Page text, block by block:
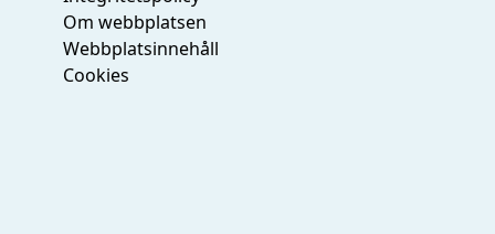
Om webbplatsen
Webbplatsinnehåll
Cookies